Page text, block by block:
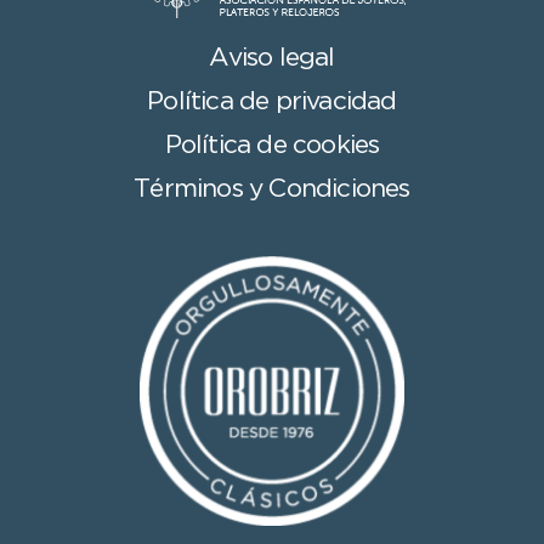
Aviso legal
Política de privacidad
Política de cookies
Términos y Condiciones